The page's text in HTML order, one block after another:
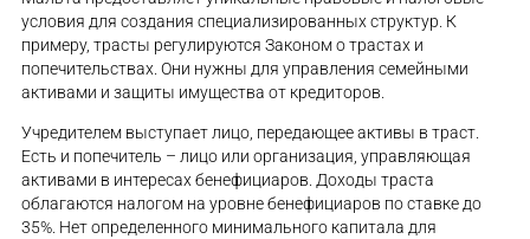
условия для создания специализированных структур. К
примеру, трасты регулируются Законом о трастах и
попечительствах. Они нужны для управления семейными
активами и защиты имущества от кредиторов.
Учредителем выступает лицо, передающее активы в траст.
Есть и попечитель – лицо или организация, управляющая
активами в интересах бенефициаров. Доходы траста
облагаются налогом на уровне бенефициаров по ставке до
35%. Нет определенного минимального капитала для